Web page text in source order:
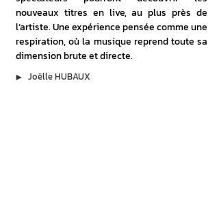
nouveaux titres en live, au plus près de
l’artiste. Une expérience pensée comme une
respiration, où la musique reprend toute sa
dimension brute et directe.
▶︎ Joëlle HUBAUX